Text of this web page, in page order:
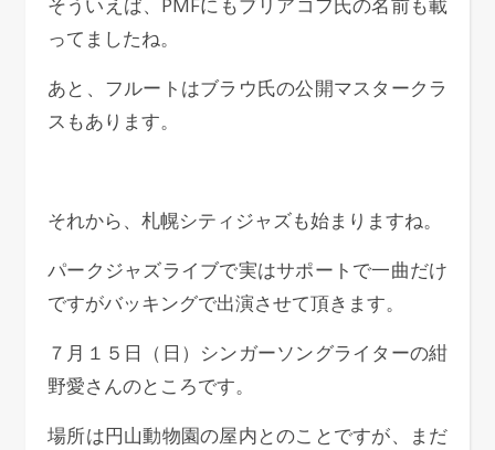
ってましたね。
あと、フルートはブラウ氏の公開マスタークラ
スもあります。
それから、札幌シティジャズも始まりますね。
パークジャズライブで実はサポートで一曲だけ
ですがバッキングで出演させて頂きます。
７月１５日（日）シンガーソングライターの紺
野愛さんのところです。
場所は円山動物園の屋内とのことですが、まだ